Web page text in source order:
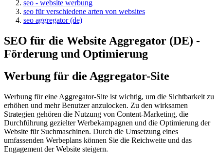
seo - website werbung
seo für verschiedene arten von websites
seo aggregator (de)
SEO für die Website Aggregator (DE) -
Förderung und Optimierung
Werbung für die Aggregator-Site
Werbung für eine Aggregator-Site ist wichtig, um die Sichtbarkeit zu
erhöhen und mehr Benutzer anzulocken. Zu den wirksamen
Strategien gehören die Nutzung von Content-Marketing, die
Durchführung gezielter Werbekampagnen und die Optimierung der
Website für Suchmaschinen. Durch die Umsetzung eines
umfassenden Werbeplans können Sie die Reichweite und das
Engagement der Website steigern.